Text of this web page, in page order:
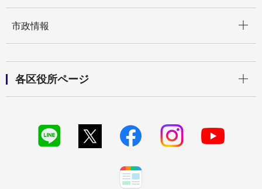
市政情報
各区役所ページ